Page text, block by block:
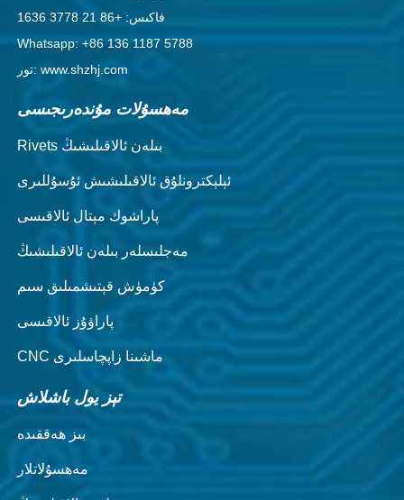
فاكىس: +86 21 3778 1636
Whatsapp: +86 136 1187 5788
تور: www.shzhj.com
مەھسۇلات مۇندەرىجىسى
Rivets بىلەن ئالاقىلىشىڭ
ئېلېكترونلۇق ئالاقىلىشىش ئۇسۇللىرى
پاراشوك مېتال ئالاقىسى
مەجلىسلەر بىلەن ئالاقىلىشىڭ
كۈمۈش قېتىشمىلىق سىم
پاراۋۇز ئالاقىسى
CNC ماشىنا زاپچاسلىرى
تېز يول باشلاش
بىز ھەققىدە
مەھسۇلاتلار